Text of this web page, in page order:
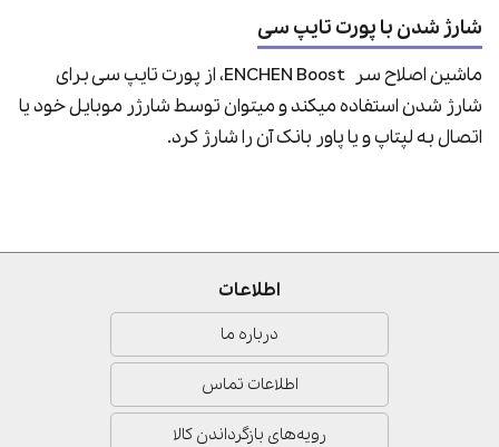
شارژ شدن با پورت تایپ سی
ماشین اصلاح سر ENCHEN Boost، از پورت تایپ سی برای
شارژ شدن استفاده میکند و میتوان توسط شارژر موبایل خود یا
اتصال به لپتاپ و یا پاور بانک آن را شارژ کرد.
اطلاعات
درباره ما
اطلاعات تماس
رویه‌های بازگرداندن کالا